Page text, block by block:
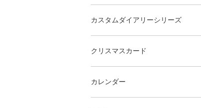
カスタムダイアリーシリーズ
クリスマスカード
カレンダー